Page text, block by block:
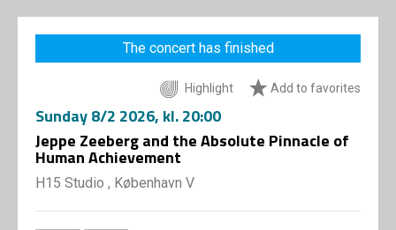
CHOOSE
VINTERJAZZ
Themes
LOCATIONS
App
The concert has finished
Highlight Add to favorites
Sunday8/2 2026, kl. 20:00
Jeppe Zeeberg and the Absolute Pinnacle of
Human Achievement
H15 Studio , København V